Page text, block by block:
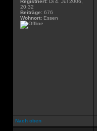
Registriert: Di 4. Jul 2006,
20:32
Beiträge: 676
Wohnort: Essen
Nach oben